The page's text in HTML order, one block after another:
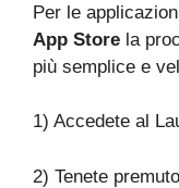
Per le
App Store la
più semplice e
1) Accedete al
2) Tenete